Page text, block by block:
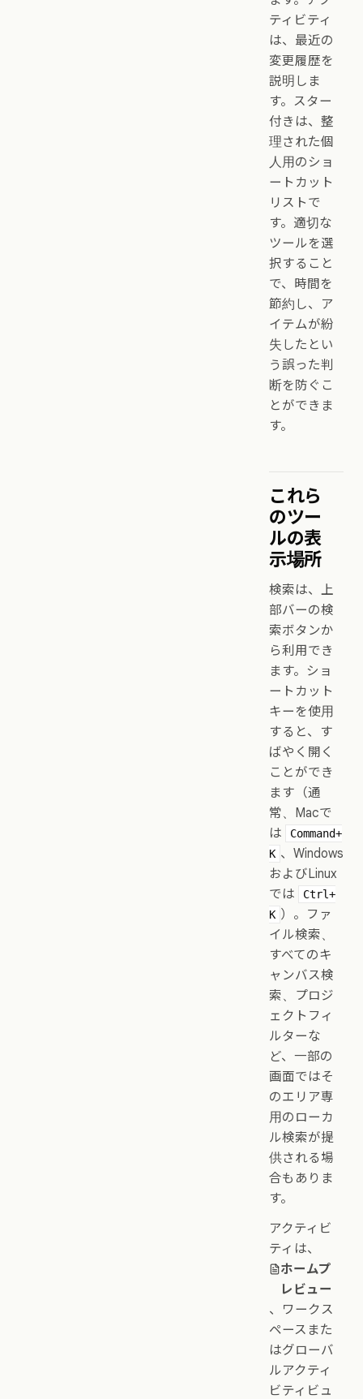
ティビティ
は、最近の
変更履歴を
説明しま
す。スター
付きは、整
理された個
人用のショ
ートカット
リストで
す。適切な
ツールを選
択すること
で、時間を
節約し、ア
イテムが紛
失したとい
う誤った判
断を防ぐこ
とができま
す。
これら
のツー
ルの表
示場所
検索は、上
部バーの検
索ボタンか
ら利用でき
ます。ショ
ートカット
キーを使用
すると、す
ばやく開く
ことができ
ます（通
常、Macで
は
Command+
K 、Windows
およびLinux
では
Ctrl+
K ）。ファ
イル検索、
すべてのキ
ャンバス検
索、プロジ
ェクトフィ
ルターな
ど、一部の
画面ではそ
のエリア専
用のローカ
ル検索が提
供される場
合もありま
す。
アクティビ
ティは、
ホームプ
レビュー
、ワークス
ペースまた
はグローバ
ルアクティ
ビティビュ